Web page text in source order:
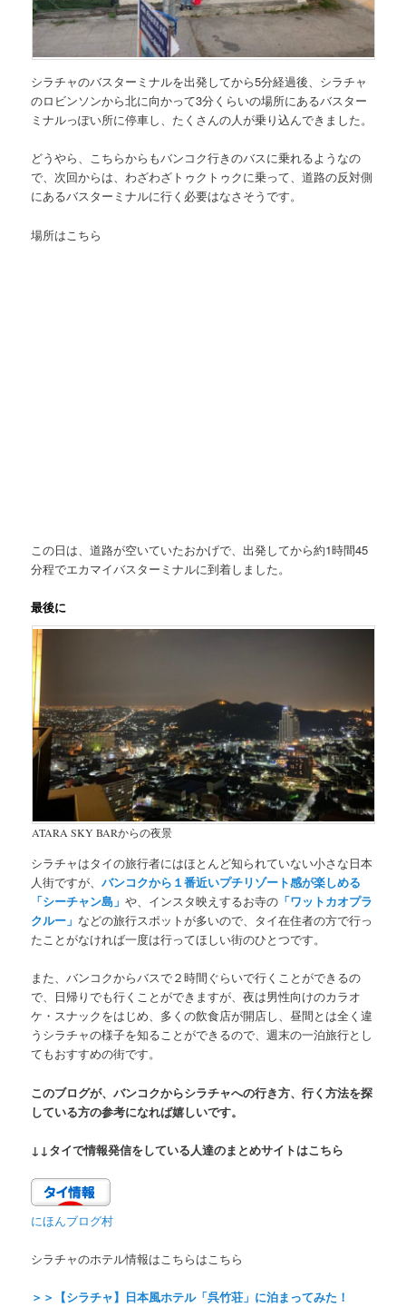
シラチャのバスターミナルを出発してから5分経過後、シラチャ
のロビンソンから北に向かって3分くらいの場所にあるバスター
ミナルっぽい所に停車し、たくさんの人が乗り込んできました。
どうやら、こちらからもバンコク行きのバスに乗れるようなの
で、次回からは、わざわざトゥクトゥクに乗って、道路の反対側
にあるバスターミナルに行く必要はなさそうです。
場所はこちら
この日は、道路が空いていたおかげで、出発してから約1時間45
分程でエカマイバスターミナルに到着しました。
最後に
ATARA SKY BARからの夜景
シラチャはタイの旅行者にはほとんど知られていない小さな日本
人街ですが、バンコクから１番近いプチリゾート感が楽しめる
「シーチャン島」や、インスタ映えするお寺の 「ワットカオプラ
クルー」 などの旅行スポットが多いので、タイ在住者の方で行っ
たことがなければ一度は行ってほしい街のひとつです。
また、バンコクからバスで２時間ぐらいで行くことができるの
で、日帰りでも行くことができますが、夜は男性向けのカラオ
ケ・スナックをはじめ、多くの飲食店が開店し、昼間とは全く違
うシラチャの様子を知ることができるので、週末の一泊旅行とし
てもおすすめの街です。
このブログが、バンコクからシラチャへの行き方、行く方法を探
している方の参考になれば嬉しいです。
↓↓タイで情報発信をしている人達のまとめサイトはこちら
にほんブログ村
シラチャのホテル情報はこちらはこちら
＞＞【シラチャ】日本風ホテル「呉竹荘」に泊まってみた！